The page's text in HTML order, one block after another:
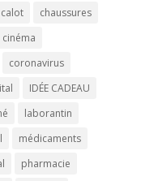
calot
chaussures
cinéma
coronavirus
IDÉE CADEAU
laborantin
médicaments
pharmacie